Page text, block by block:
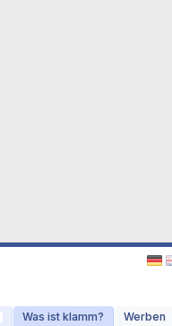
Was ist klamm? Werben